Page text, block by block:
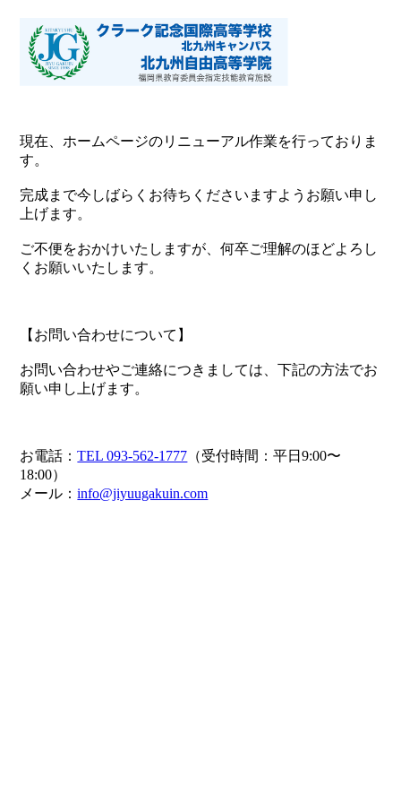
現在、ホームページのリニューアル作業を行っておりま
す。
完成まで今しばらくお待ちくださいますようお願い申し
上げます。
ご不便をおかけいたしますが、何卒ご理解のほどよろし
くお願いいたします。
【お問い合わせについて】
お問い合わせやご連絡につきましては、下記の方法でお
願い申し上げます。
お電話：TEL 093-562-1777 （受付時間：平日9:00〜
18:00）
メール：info@jiyuugakuin.com